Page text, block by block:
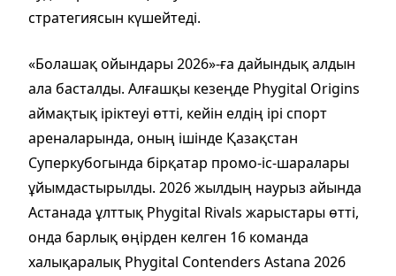
стратегиясын күшейтеді.
«Болашақ ойындары 2026»-ға дайындық алдын
ала басталды. Алғашқы кезеңде Phygital Origins
аймақтық іріктеуі өтті, кейін елдің ірі спорт
ареналарында, оның ішінде Қазақстан
Суперкубогында бірқатар промо-іс-шаралары
ұйымдастырылды. 2026 жылдың наурыз айында
Астанада ұлттық Phygital Rivals жарыстары өтті,
онда барлық өңірден келген 16 команда
халықаралық Phygital Contenders Astana 2026